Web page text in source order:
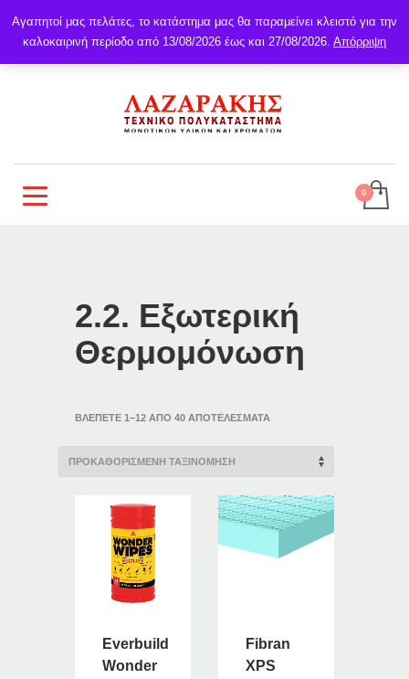
2.2. Εξωτερική
Θερμομόνωση
ΒΛΈΠΕΤΕ 1–12 ΑΠΌ 40 ΑΠΟΤΕΛΈΣΜΑΤΑ
Everbuild
Wonder
Fibran
XPS
Αγαπητοί μας πελάτες, το κατάστημα μας θα παραμείνει κλειστό για την
καλοκαιρινή περίοδο από 13/08/2026 έως και 27/08/2026. Απόρριψη